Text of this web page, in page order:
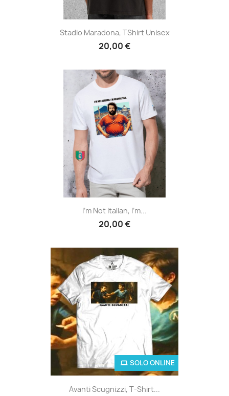
Stadio Maradona, TShirt Unisex
20,00 €
I'm Not Italian, I'm...
20,00 €
Avanti Scugnizzi, T-Shirt...
SOLO ONLINE